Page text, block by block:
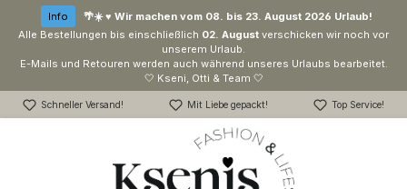
Zum Hauptinhalt springen
Info
🌴☀️ ♥ Wir machen vom 08. bis 23. August 2026 Urlaub!
Alle Bestellungen bis einschließlich 02. August verschicken wir noch vor
unserem Urlaub.
E-Mails und Retouren werden auch während unseres Urlaubs bearbeitet.
🤍 Kseni, Otti & Team 🤍
Schneller Versand! Mit Liebe gepackt! Top Service!